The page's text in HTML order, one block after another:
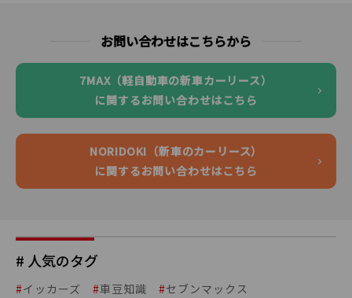
お問い合わせはこちらから
7MAX（軽自動車の新車カーリース）
に関するお問い合わせはこちら
NORIDOKI（新車のカーリース）
に関するお問い合わせはこちら
# 人気のタグ
#イッカーズ #車豆知識 #セブンマックス